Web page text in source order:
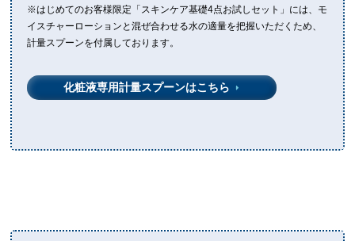
※はじめてのお客様限定「スキンケア基礎4点お試しセット」には、 モ
イスチャーローションと混ぜ合わせる水の適量を把握いただくため、
計量スプーンを付属しております。
化粧液専用計量スプーンはこちら